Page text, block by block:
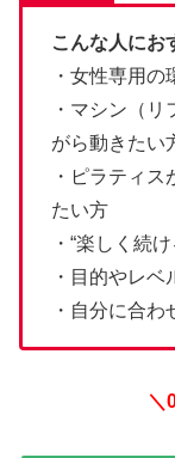
こんな人にお
・女性専用
・マシン（
がら動きたい
・ピラティ
たい方
・“楽しく続
・目的やレ
・自分に合
＼